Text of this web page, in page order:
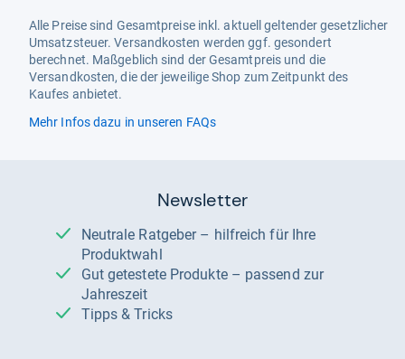
Alle Preise sind Gesamtpreise inkl. aktuell geltender gesetzlicher
Umsatzsteuer. Versandkosten werden ggf. gesondert
berechnet. Maßgeblich sind der Gesamtpreis und die
Versandkosten, die der jeweilige Shop zum Zeitpunkt des
Kaufes anbietet.
Mehr Infos dazu in unseren FAQs
Newsletter
Neutrale Ratgeber – hilfreich für Ihre
Produktwahl
Gut getestete Produkte – passend zur
Jahreszeit
Tipps & Tricks